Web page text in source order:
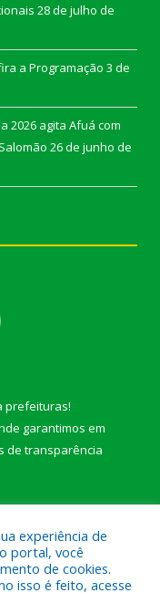
28 de julho de
a Programação 3 de
2026 agita Afuá com
26 de junho de
prefeituras!
garantimos em
de transparência
experiência de
portal, você
de cookies.
isso é feito, acesse